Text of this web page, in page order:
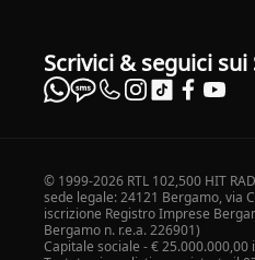
Scrivici & seguici sui
© 1999-2026 RTL 102,500 HIT
sede legale: 24121 Bergamo, via
iscrizione Registro Imprese
Bergamo n. r.e.a. 226901)
Capitale sociale - € 25.000.000,00